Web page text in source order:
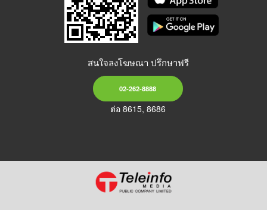
สนใจลงโฆษณา ปรึกษาฟรี
02-262-8888
ต่อ 8615, 8686